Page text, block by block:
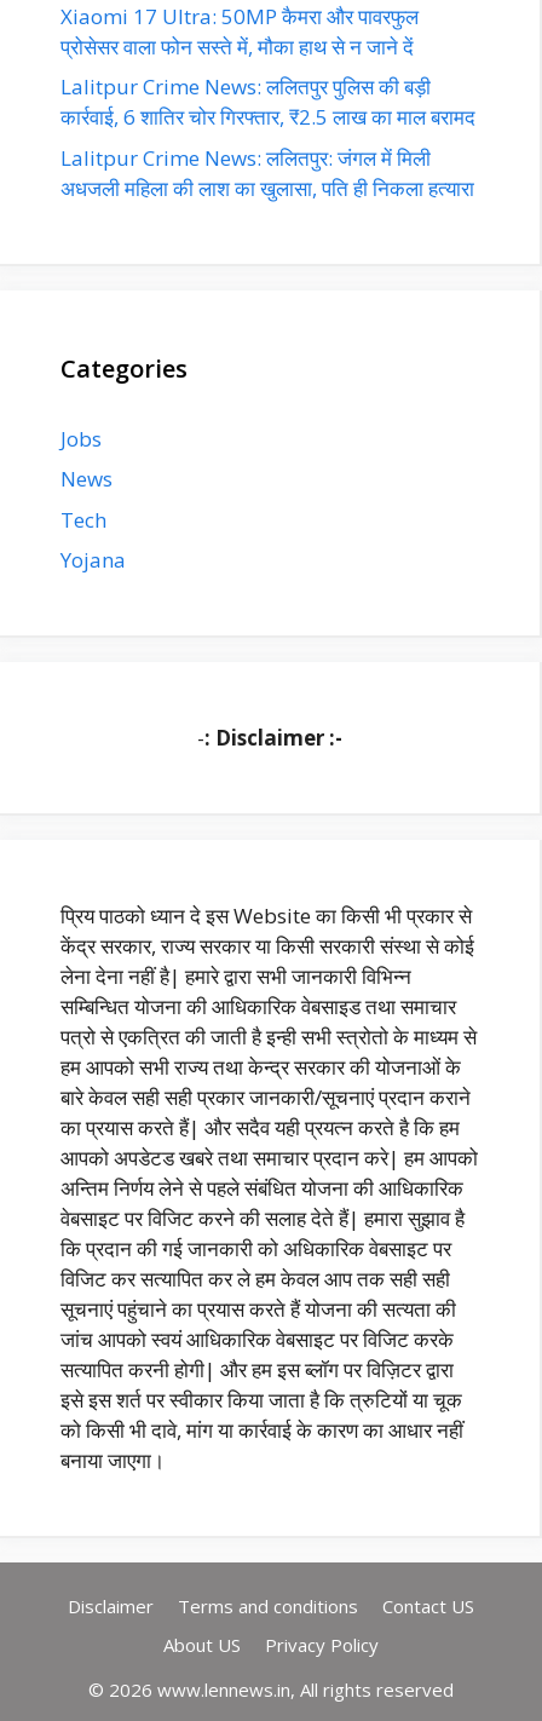
Xiaomi 17 Ultra: 50MP कैमरा और पावरफुल
प्रोसेसर वाला फोन सस्ते में, मौका हाथ से न जाने दें
Lalitpur Crime News: ललितपुर पुलिस की बड़ी
कार्रवाई, 6 शातिर चोर गिरफ्तार, ₹2.5 लाख का माल बरामद
Lalitpur Crime News: ललितपुर: जंगल में मिली
अधजली महिला की लाश का खुलासा, पति ही निकला हत्यारा
Categories
Jobs
News
Tech
Yojana
-: Disclaimer :-
प्रिय पाठको ध्यान दे इस Website का किसी भी प्रकार से
केंद्र सरकार, राज्य सरकार या किसी सरकारी संस्था से कोई
लेना देना नहीं है| हमारे द्वारा सभी जानकारी विभिन्न
सम्बिन्धित योजना की आधिकारिक वेबसाइड तथा समाचार
पत्रो से एकत्रित की जाती है इन्ही सभी स्त्रोतो के माध्यम से
हम आपको सभी राज्य तथा केन्द्र सरकार की योजनाओं के
बारे केवल सही सही प्रकार जानकारी/सूचनाएं प्रदान कराने
का प्रयास करते हैं| और सदैव यही प्रयत्न करते है कि हम
आपको अपडेटड खबरे तथा समाचार प्रदान करे| हम आपको
अन्तिम निर्णय लेने से पहले संबंधित योजना की आधिकारिक
वेबसाइट पर विजिट करने की सलाह देते हैं| हमारा सुझाव है
कि प्रदान की गई जानकारी को अधिकारिक वेबसाइट पर
विजिट कर सत्यापित कर ले हम केवल आप तक सही सही
सूचनाएं पहुंचाने का प्रयास करते हैं योजना की सत्यता की
जांच आपको स्वयं आधिकारिक वेबसाइट पर विजिट करके
सत्यापित करनी होगी| और हम इस ब्लॉग पर विज़िटर द्वारा
इसे इस शर्त पर स्वीकार किया जाता है कि त्रुटियों या चूक
को किसी भी दावे, मांग या कार्रवाई के कारण का आधार नहीं
बनाया जाएगा।
Disclaimer Terms and conditions
Contact US
About US
Privacy Policy
© 2026 www.lennews.in, All rights reserved